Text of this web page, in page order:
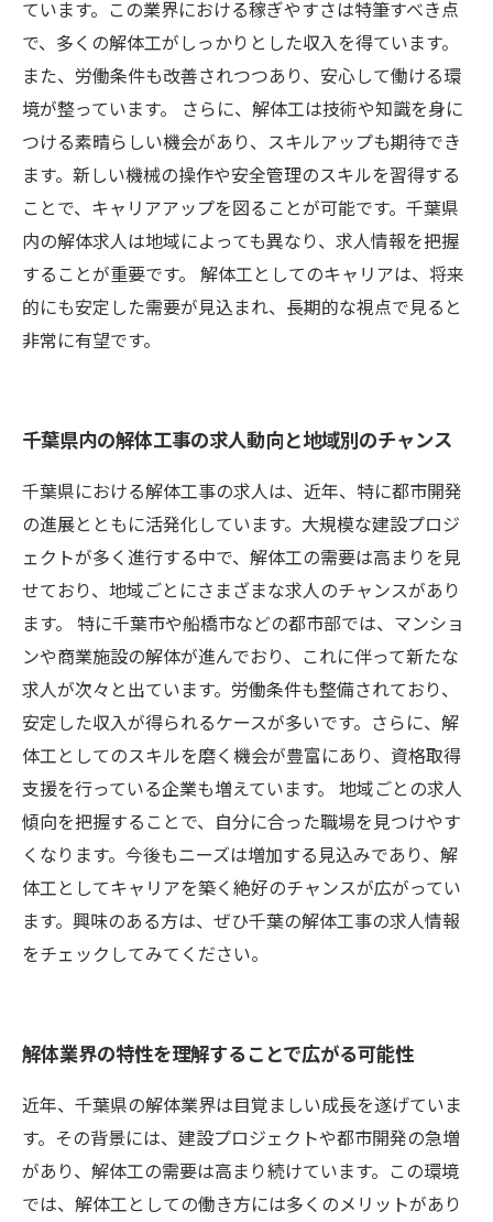
ています。この業界における稼ぎやすさは特筆すべき点
で、多くの解体工がしっかりとした収入を得ています。
また、労働条件も改善されつつあり、安心して働ける環
境が整っています。 さらに、解体工は技術や知識を身に
つける素晴らしい機会があり、スキルアップも期待でき
ます。新しい機械の操作や安全管理のスキルを習得する
ことで、キャリアアップを図ることが可能です。千葉県
内の解体求人は地域によっても異なり、求人情報を把握
することが重要です。 解体工としてのキャリアは、将来
的にも安定した需要が見込まれ、長期的な視点で見ると
非常に有望です。
千葉県内の解体工事の求人動向と地域別のチャンス
千葉県における解体工事の求人は、近年、特に都市開発
の進展とともに活発化しています。大規模な建設プロジ
ェクトが多く進行する中で、解体工の需要は高まりを見
せており、地域ごとにさまざまな求人のチャンスがあり
ます。 特に千葉市や船橋市などの都市部では、マンショ
ンや商業施設の解体が進んでおり、これに伴って新たな
求人が次々と出ています。労働条件も整備されており、
安定した収入が得られるケースが多いです。さらに、解
体工としてのスキルを磨く機会が豊富にあり、資格取得
支援を行っている企業も増えています。 地域ごとの求人
傾向を把握することで、自分に合った職場を見つけやす
くなります。今後もニーズは増加する見込みであり、解
体工としてキャリアを築く絶好のチャンスが広がってい
ます。興味のある方は、ぜひ千葉の解体工事の求人情報
をチェックしてみてください。
解体業界の特性を理解することで広がる可能性
近年、千葉県の解体業界は目覚ましい成長を遂げていま
す。その背景には、建設プロジェクトや都市開発の急増
があり、解体工の需要は高まり続けています。この環境
では、解体工としての働き方には多くのメリットがあり